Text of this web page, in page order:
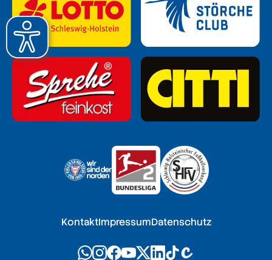
KontaktImpressumDatenschutz